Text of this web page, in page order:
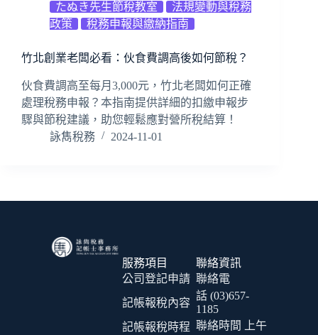
たぬき先生節稅教室
法規變動與稅務
政策
稅務申報與繳納指南
竹北創業老闆必看：伙食費調高後如何節稅？
伙食費調高至每月3,000元，竹北老闆如何正確
處理稅務申報？本指南提供詳細的扣繳申報步
驟與節稅建議，助您輕鬆應對營所稅結算！
詠雋稅務
2024-11-01
服務項目
公司登記申請
記帳報稅內容
記帳報稅時程
聯絡資訊
聯絡電
話 (03)657-
1185
聯絡時間 上午